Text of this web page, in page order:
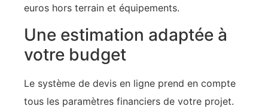
euros hors terrain et équipements.
Une estimation adaptée à
votre budget
Le système de devis en ligne prend en compte
tous les paramètres financiers de votre projet.